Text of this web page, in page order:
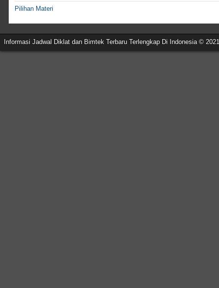
Pilihan Materi
Informasi Jadwal Diklat dan Bimtek Terbaru Terlengkap Di Indonesia © 2021